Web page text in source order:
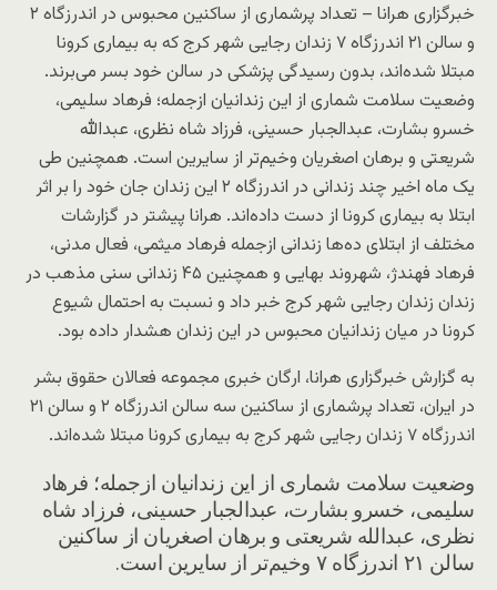
خبرگزاری هرانا – تعداد پرشماری از ساکنین محبوس در اندرزگاه ۲
و سالن ۲۱ اندرزگاه ۷ زندان رجایی شهر کرج که به بیماری کرونا
مبتلا شده‌اند، بدون رسیدگی پزشکی در سالن خود بسر می‌برند.
وضعیت سلامت شماری از این زندانیان ازجمله؛ فرهاد سلیمی،
خسرو بشارت، عبدالجبار حسینی، فرزاد شاه نظری، عبدالله
شریعتی و برهان اصغریان وخیم‌تر از سایرین است. همچنین طی
یک ماه اخیر چند زندانی در اندرزگاه ۲ این زندان جان خود را بر اثر
ابتلا به بیماری کرونا از دست داده‌اند. هرانا پیشتر در گزارشات
مختلف از ابتلای ده‌ها زندانی ازجمله فرهاد میثمی، فعال مدنی،
فرهاد فهندژ، شهروند بهایی و همچنین ۴۵ زندانی سنی مذهب در
زندان زندان رجایی شهر کرج خبر داد و نسبت به احتمال شیوع
کرونا در میان زندانیان محبوس در این زندان هشدار داده بود.
به گزارش خبرگزاری هرانا، ارگان خبری مجموعه فعالان حقوق بشر
در ایران، تعداد پرشماری از ساکنین سه سالن اندرزگاه ۲ و سالن ۲۱
اندرزگاه ۷ زندان رجایی شهر کرج به بیماری کرونا مبتلا شده‌اند.
وضعیت سلامت شماری از این زندانیان ازجمله؛ فرهاد
سلیمی، خسرو بشارت، عبدالجبار حسینی، فرزاد شاه
نظری، عبدالله شریعتی و برهان اصغریان از ساکنین
سالن ۲۱ اندرزگاه ۷ وخیم‌تر از سایرین است.